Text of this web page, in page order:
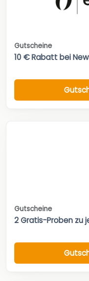
Gutscheine
10 € Rabatt bei
Gutscheine
2 Gratis-Proben zu